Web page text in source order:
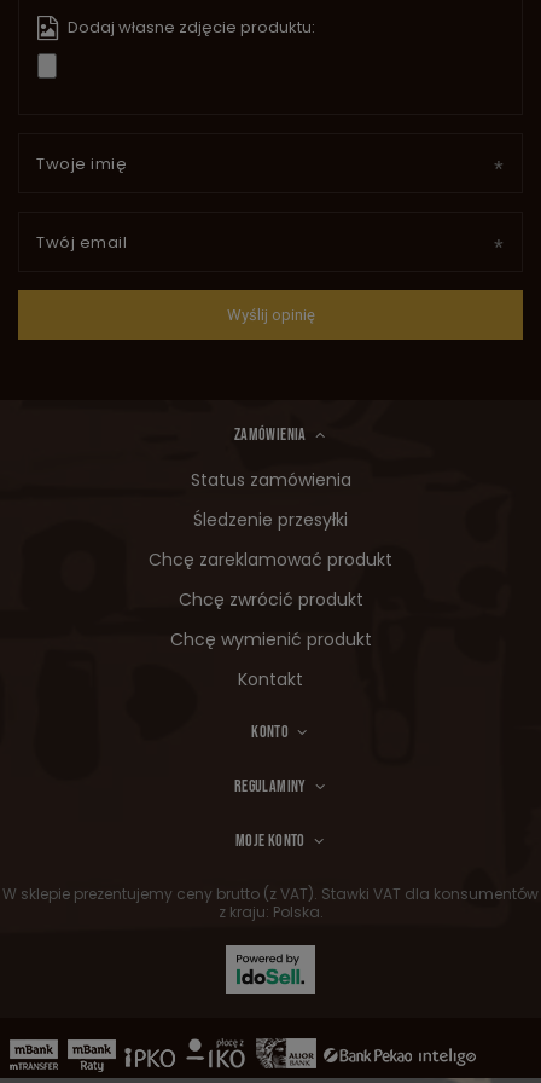
Dodaj własne zdjęcie produktu:
Twoje imię
Twój email
Wyślij opinię
ZAMÓWIENIA
Status zamówienia
Śledzenie przesyłki
Chcę zareklamować produkt
Chcę zwrócić produkt
Chcę wymienić produkt
Kontakt
KONTO
REGULAMINY
MOJE KONTO
W sklepie prezentujemy ceny brutto (z VAT). Stawki VAT dla konsumentów
z kraju: Polska.